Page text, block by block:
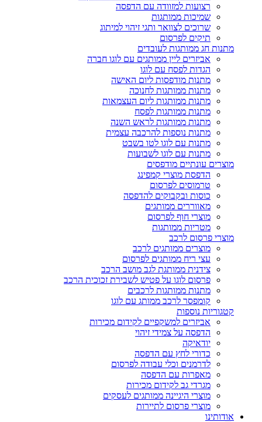
רצועות למזוודה עם הדפסה
שמיכות ממותגות
שרוכים לצוואר ותגי זיהוי למיתוג
תיקים לפרסום
מתנות חג ממותגות לעובדים
אביזרים ליין ממותגים עם לוגו חברה
הגדות לפסח עם לוגו
מתנות מודפסות ליום האישה
מתנות ממותגות לחנוכה
מתנות ממותגות ליום העצמאות
מתנות ממותגות לפסח
מתנות ממותגות לראש השנה
מתנות נוספות להרכבה עצמית
מתנות עם לוגו לטו בשבט
מתנות עם לוגו לשבועות
מוצרים עונתיים מודפסים
הדפסת מוצרי קמפינג
טרמוסים לפרסום
כוסות ובקבוקים להדפסה
מאווררים ממותגים
מוצרי חוף לפרסום
מטריות ממותגות
מוצרי פרסום לרכב
מוצרים ממותגים לרכב
עצי ריח ממותגים לפרסום
צידנית ממותגת לגב מושב הרכב
פרסום לוגו על פטיש לשבירת זכוכית הרכב
מתנות ממותגות לרכבים
קומפסר לרכב ממותג עם לוגו
קטגוריות נוספות
אביזרים למשקפיים לקידום מכירות
הדפסה על צמידי זיהוי
יודאיקה
כדורי לחץ עם הדפסה
לדרמנים וכלי עבודה לפרסום
מאפרות עם הדפסה
מגרדי גב לקידום מכירות
מוצרי היגיינה ממותגים לעסקים
מוצרי פרסום לתיירות
אודותינו